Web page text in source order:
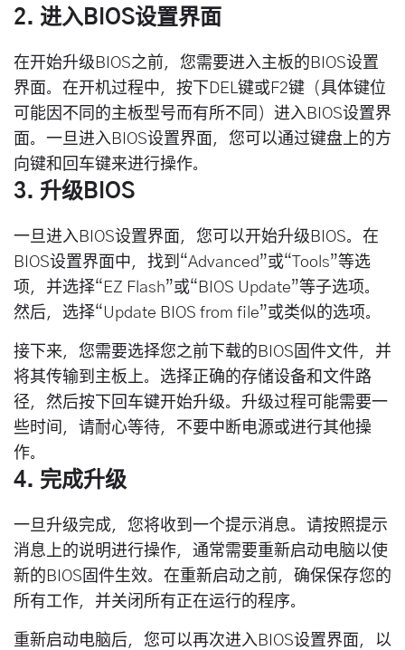
2. 进入BIOS设置界面
在开始升级BIOS之前，您需要进入主板的BIOS设置
界面。在开机过程中，按下DEL键或F2键（具体键位
可能因不同的主板型号而有所不同）进入BIOS设置界
面。一旦进入BIOS设置界面，您可以通过键盘上的方
向键和回车键来进行操作。
3. 升级BIOS
一旦进入BIOS设置界面，您可以开始升级BIOS。在
BIOS设置界面中，找到“Advanced”或“Tools”等选
项，并选择“EZ Flash”或“BIOS Update”等子选项。
然后，选择“Update BIOS from file”或类似的选项。
接下来，您需要选择您之前下载的BIOS固件文件，并
将其传输到主板上。选择正确的存储设备和文件路
径，然后按下回车键开始升级。升级过程可能需要一
些时间，请耐心等待，不要中断电源或进行其他操
作。
4. 完成升级
一旦升级完成，您将收到一个提示消息。请按照提示
消息上的说明进行操作，通常需要重新启动电脑以使
新的BIOS固件生效。在重新启动之前，确保保存您的
所有工作，并关闭所有正在运行的程序。
重新启动电脑后，您可以再次进入BIOS设置界面，以